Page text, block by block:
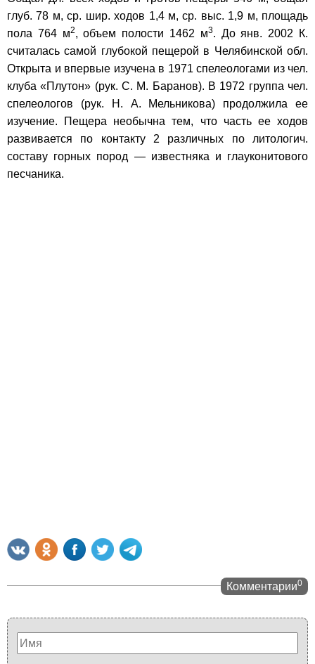
глуб. 78 м, ср. шир. ходов 1,4 м, ср. выс. 1,9 м, площадь
пола 764 м2, объем полости 1462 м3. До янв. 2002 К.
считалась самой глубокой пещерой в Челябинской обл.
Открыта и впервые изучена в 1971 спелеологами из чел.
клуба «Плутон» (рук. С. М. Баранов). В 1972 группа чел.
спелеологов (рук. Н. А. Мельникова) продолжила ее
изучение. Пещера необычна тем, что часть ее ходов
развивается по контакту 2 различных по литологич.
составу горных пород — известняка и глауконитового
песчаника.
Комментарии0